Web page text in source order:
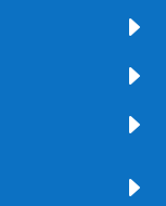
E
E
E
E